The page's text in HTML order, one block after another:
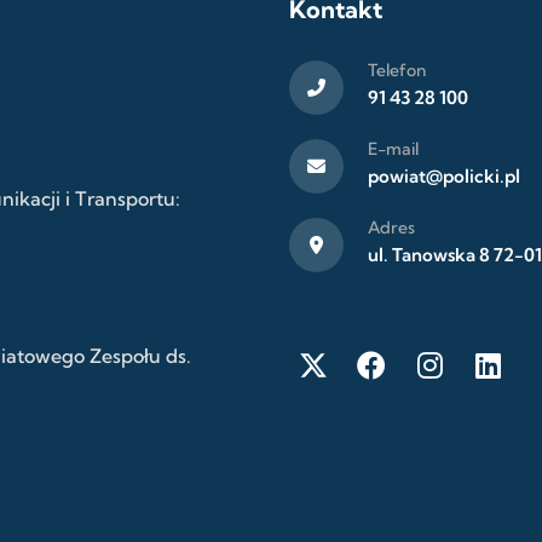
i Transportu:
Zespołu ds.
Kontakt
Telefon
91 43 28 100
E-mail
powiat@policki.pl
Adres
ul. Tanowska 8 72-